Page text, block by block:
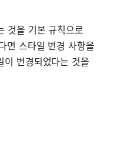
것을 기본 규칙으로
면 스타일 변경 사항을
이 변경되었다는 것을